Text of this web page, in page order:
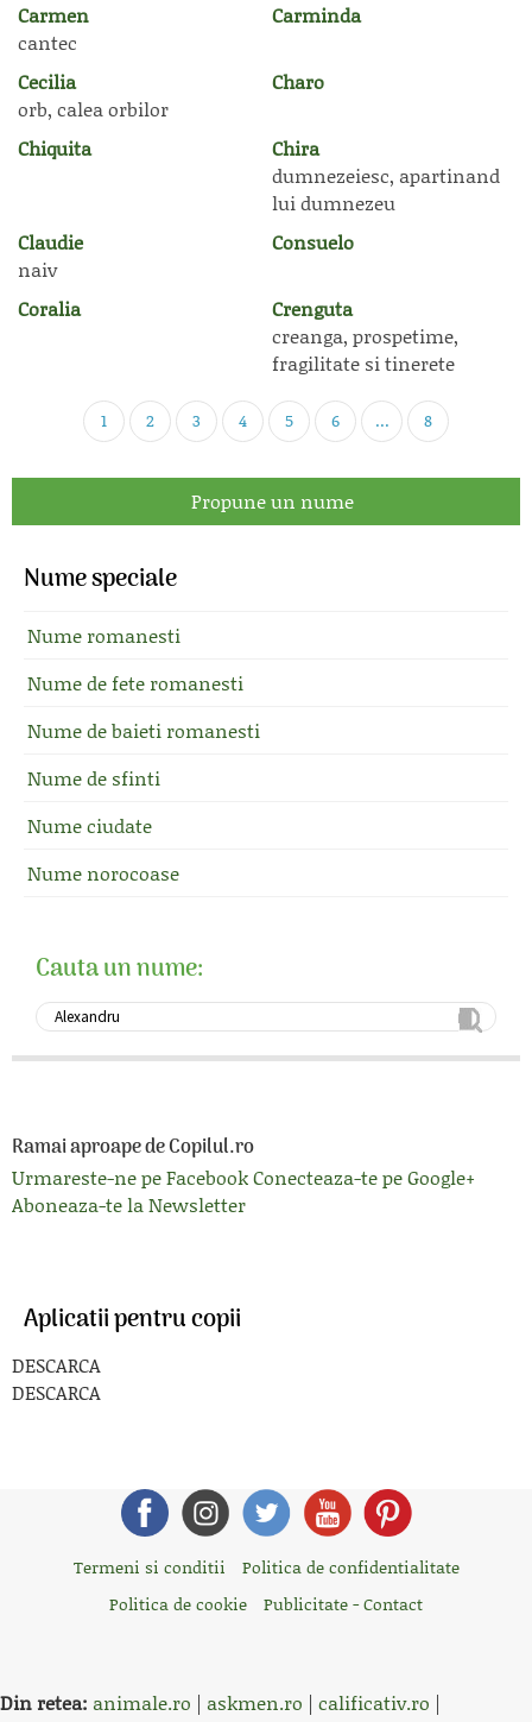
Carmen
cantec
Carminda
Cecilia
orb, calea orbilor
Charo
Chiquita
Chira
dumnezeiesc, apartinand
lui dumnezeu
Claudie
naiv
Consuelo
Coralia
Crenguta
creanga, prospetime,
fragilitate si tinerete
1 2 3 4 5 6 ... 8
Propune un nume
Nume speciale
Nume romanesti
Nume de fete romanesti
Nume de baieti romanesti
Nume de sfinti
Nume ciudate
Nume norocoase
Cauta un nume:
Ramai aproape de Copilul.ro
Urmareste-ne pe FacebookConecteaza-te pe Google+
Aboneaza-te la Newsletter
Aplicatii pentru copii
DESCARCA
DESCARCA
Termeni si conditii
Politica de confidentialitate
Politica de cookie
Publicitate - Contact
Din retea: animale.ro | askmen.ro | calificativ.ro |